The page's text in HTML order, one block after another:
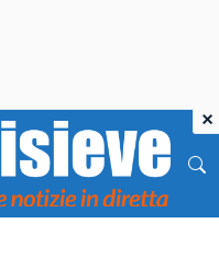
×